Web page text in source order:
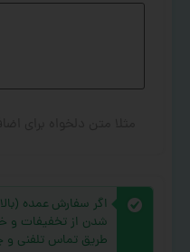
شدن از تخفیفات و
طریق تماس تلفنی